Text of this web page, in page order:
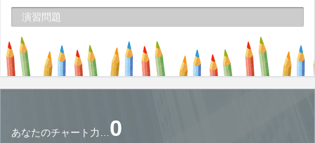
演習問題
あなたのチャート力… 0